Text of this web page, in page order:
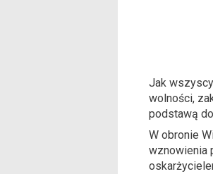
Jak
wolności,
podstawą
W obronie
wznowienia